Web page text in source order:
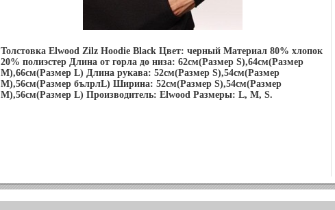
Толстовка Elwood Zilz Hoodie Black Цвет: черный Материал 80% хлопок
20% полиэстер Длина от горла до низа: 62см(Размер S),64см(Размер
M),66см(Размер L) Длина рукава: 52см(Размер S),54см(Размер
M),56см(Размер бълрлL) Ширина: 52см(Размер S),54см(Размер
M),56см(Размер L) Производитель: Elwood Размеры: L, M, S.